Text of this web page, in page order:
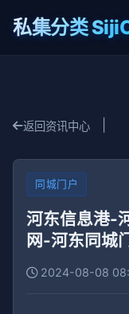
私集分类
返回资讯中心
同城门户
河东信息港-
网-河东同城
2024-08-08